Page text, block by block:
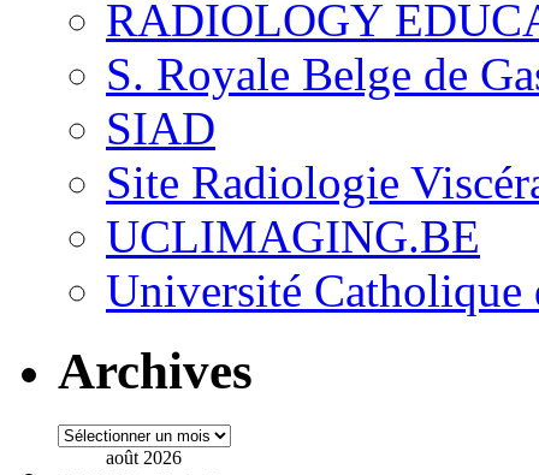
RADIOLOGY
S. Royale Belge de
SIAD
Site Radiologie
UCLIMAGING.BE
Université Catholique
Archives
Archives
août 2026